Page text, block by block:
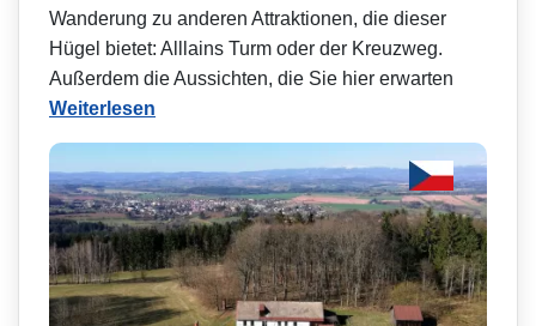
Wanderung zu anderen Attraktionen, die dieser
Hügel bietet: Alllains Turm oder der Kreuzweg.
Außerdem die Aussichten, die Sie hier erwarten
Weiterlesen